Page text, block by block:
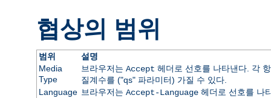
협상의 범위
범위
설명
Media
Type
브라우저는 Accept 헤더로 선호를 나타낸다. 각
질계수를 ("qs" 파라미터) 가질 수 있다.
Language 브라우저는 Accept-Language헤더로 선호를 나